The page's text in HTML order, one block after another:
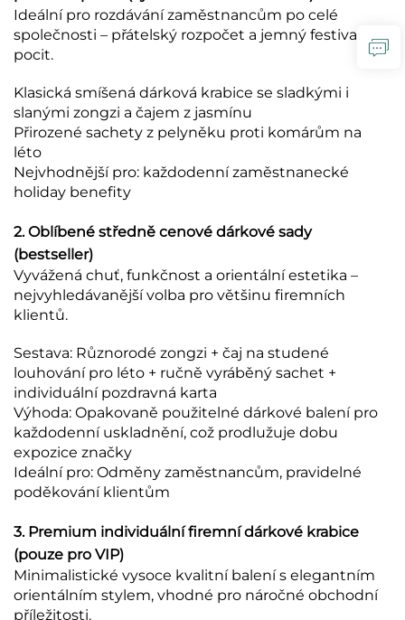
Ideální pro rozdávání zaměstnancům po celé
společnosti – přátelský rozpočet a jemný festivalový
pocit.
Klasická smíšená dárková krabice se sladkými i
slanými zongzi a čajem z jasmínu
Přirozené sachety z pelyněku proti komárům na
léto
Nejvhodnější pro: každodenní zaměstnanecké
holiday benefity
2. Oblíbené středně cenové dárkové sady
(bestseller)
Vyvážená chuť, funkčnost a orientální estetika –
nejvyhledávanější volba pro většinu firemních
klientů.
Sestava: Různorodé zongzi + čaj na studené
louhování pro léto + ručně vyráběný sachet +
individuální pozdravná karta
Výhoda: Opakovaně použitelné dárkové balení pro
každodenní uskladnění, což prodlužuje dobu
expozice značky
Ideální pro: Odměny zaměstnancům, pravidelné
poděkování klientům
3. Premium individuální firemní dárkové krabice
(pouze pro VIP)
Minimalistické vysoce kvalitní balení s elegantním
orientálním stylem, vhodné pro náročné obchodní
příležitosti.